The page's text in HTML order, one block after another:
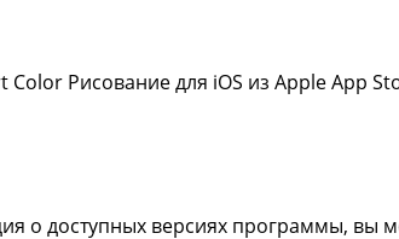
Color Рисование для iOS из Apple App
о доступных версиях программы, вы